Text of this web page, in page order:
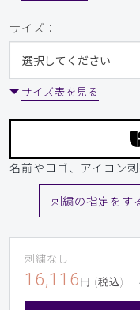
サイズ：
サイズ表を見る
名前やロゴ、アイコン
刺繍の指定をす
刺繍なし
16,116 円 (税込)